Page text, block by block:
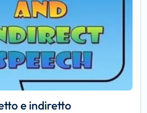
e indiretto